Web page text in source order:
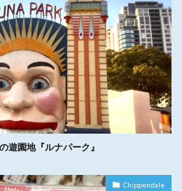
遊園地『ルナパーク』
Chippendale